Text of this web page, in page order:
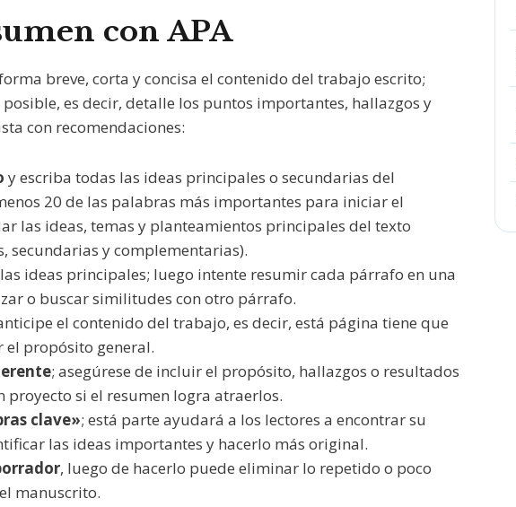
con APA
breve, corta y concisa el contenido del trabajo escrito;
es decir, detalle los puntos importantes, hallazgos y
con recomendaciones:
y escriba todas las ideas principales o secundarias del
20 de las palabras más importantes para iniciar el
las ideas, temas y planteamientos principales del texto
secundarias y complementarias).
ideas principales; luego intente resumir cada párrafo en una
o buscar similitudes con otro párrafo.
el contenido del trabajo, es decir, está página tiene que
el propósito general.
; asegúrese de incluir el propósito, hallazgos o resultados
proyecto si el resumen logra atraerlos.
clave»; está parte ayudará a los lectores a encontrar su
las ideas importantes y hacerlo más original.
, luego de hacerlo puede eliminar lo repetido o poco
manuscrito.